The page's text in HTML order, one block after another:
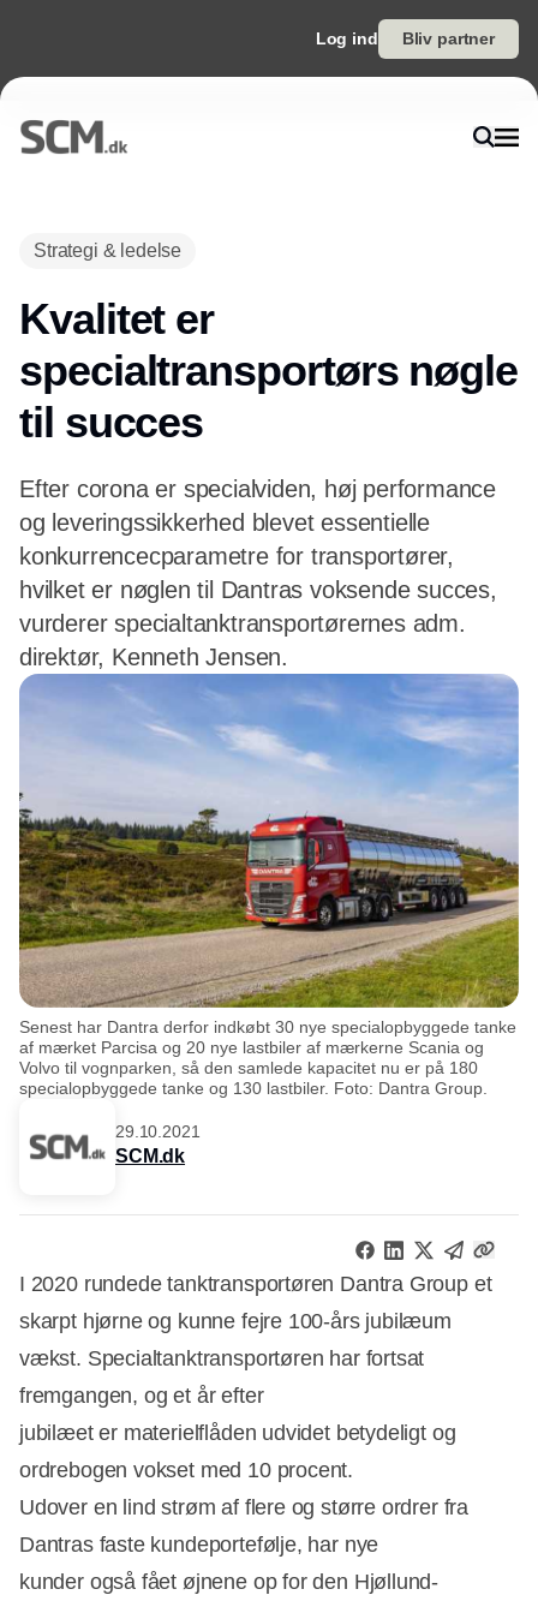
Log ind Bliv partner
Strategi & ledelse
Kvalitet er
specialtransportørs nøgle
til succes
Efter corona er specialviden, høj performance
og leveringssikkerhed blevet essentielle
konkurrencecparametre for transportører,
hvilket er nøglen til Dantras voksende succes,
vurderer specialtanktransportørernes adm.
direktør, Kenneth Jensen.
Senest har Dantra derfor indkøbt 30 nye specialopbyggede tanke
af mærket Parcisa og 20 nye lastbiler af mærkerne Scania og
Volvo til vognparken, så den samlede kapacitet nu er på 180
specialopbyggede tanke og 130 lastbiler. Foto: Dantra Group.
29.10.2021
SCM.dk
I 2020 rundede tanktransportøren Dantra Group et
skarpt hjørne og kunne fejre 100-års jubilæum
vækst. Specialtanktransportøren har fortsat
fremgangen, og et år efter
jubilæet er materielflåden udvidet betydeligt og
ordrebogen vokset med 10 procent.
Udover en lind strøm af flere og større ordrer fra
Dantras faste kundeportefølje, har nye
kunder også fået øjnene op for den Hjøllund-